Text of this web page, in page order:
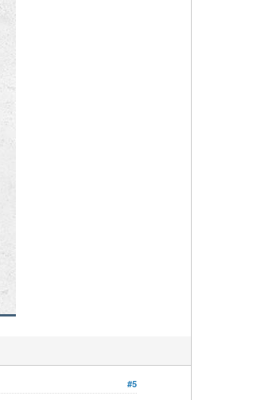
#5